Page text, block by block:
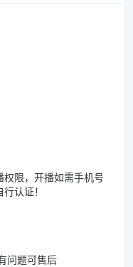
限，开播如需手机号
认证！
问题可售后